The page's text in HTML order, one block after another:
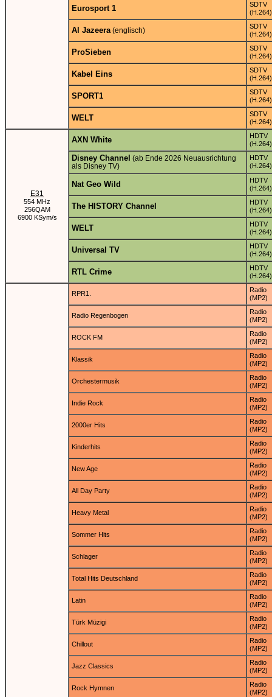
Eurosport 1
SDTV
(H.264)
Al Jazeera(englisch)
SDTV
(H.264)
ProSieben
SDTV
(H.264)
Kabel Eins
SDTV
(H.264)
SPORT1
SDTV
(H.264)
WELT
SDTV
(H.264)
E31
554 MHz
256QAM
6900 KSym/s
AXN White
HDTV
(H.264)
Disney Channel (ab Ende 2026 Neuausrichtung
als Disney TV)
HDTV
(H.264)
Nat Geo Wild
HDTV
(H.264)
The HISTORY Channel
HDTV
(H.264)
WELT
HDTV
(H.264)
Universal TV
HDTV
(H.264)
RTL Crime
HDTV
(H.264)
RPR1.
Radio
(MP2)
Radio Regenbogen
Radio
(MP2)
ROCK FM
Radio
(MP2)
Klassik
Radio
(MP2)
Orchestermusik
Radio
(MP2)
Indie Rock
Radio
(MP2)
2000er Hits
Radio
(MP2)
Kinderhits
Radio
(MP2)
New Age
Radio
(MP2)
All Day Party
Radio
(MP2)
Heavy Metal
Radio
(MP2)
Sommer Hits
Radio
(MP2)
Schlager
Radio
(MP2)
Total Hits Deutschland
Radio
(MP2)
Latin
Radio
(MP2)
Türk Müzigi
Radio
(MP2)
Chillout
Radio
(MP2)
Jazz Classics
Radio
(MP2)
Rock Hymnen
Radio
(MP2)